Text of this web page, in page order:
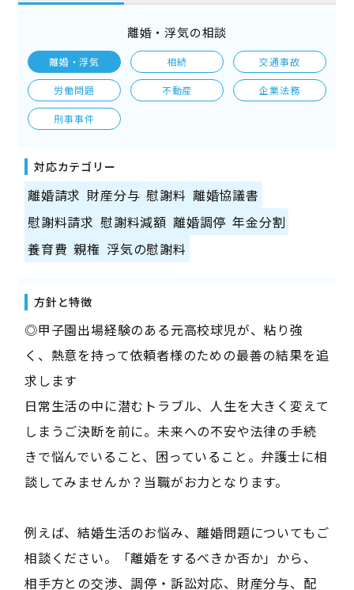
離婚・浮気の相談
離婚・浮気 相続 交通事故
労働問題 不動産 企業法務
刑事事件
対応カテゴリー
離婚請求 財産分与 慰謝料 離婚協議書
慰謝料請求 慰謝料減額 離婚調停 年金分割
養育費 親権 浮気の慰謝料
方針と特徴
◎甲子園出場経験のある元高校球児が、粘り強
く、熱意を持って依頼者様のための最善の結果を追
求します
日常生活の中に潜むトラブル、人生を大きく変えて
しまうご決断を前に。未来への不安や法律の手続
きで悩んでいること、困っていること。弁護士に相
談してみませんか？当職がお力となります。
例えば、結婚生活のお悩み、離婚問題についてもご
相談ください。「離婚をするべきか否か」から、
相手方との交渉、調停・訴訟対応、財産分与、配